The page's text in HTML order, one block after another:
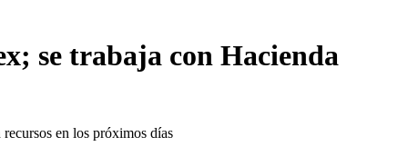
se trabaja con Hacienda
en los próximos días